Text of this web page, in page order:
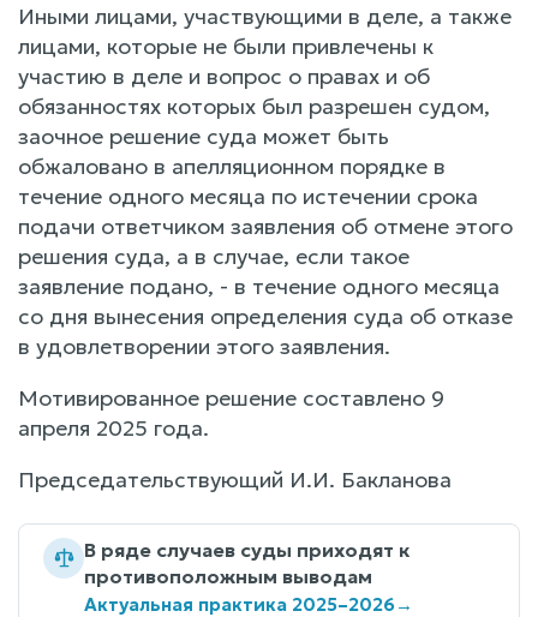
Иными лицами, участвующими в деле, а также
лицами, которые не были привлечены к
участию в деле и вопрос о правах и об
обязанностях которых был разрешен судом,
заочное решение суда может быть
обжаловано в апелляционном порядке в
течение одного месяца по истечении срока
подачи ответчиком заявления об отмене этого
решения суда, а в случае, если такое
заявление подано, - в течение одного месяца
со дня вынесения определения суда об отказе
в удовлетворении этого заявления.
Мотивированное решение составлено 9
апреля 2025 года.
Председательствующий И.И. Бакланова
В ряде случаев суды приходят к
противоположным выводам
Актуальная практика 2025–2026→